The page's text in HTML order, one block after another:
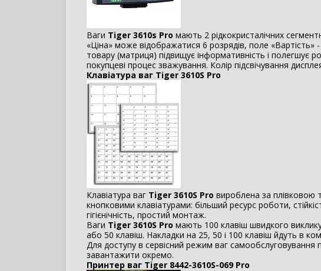
Ваги Tiger 3610s Pro мають 2 рідкокристалічних
«Ціна» може відображатися 6 розрядів, поле
товару (матриця) підвищує інформативність і
покупцеві процес зважування. Колір підсвічування
Клавіатура ваг Tiger 3610S Pro
Клавіатура ваг Tiger 3610S Pro вироблена за плівковою
кнопковими клавіатурами: більший ресурс роботи,
гігієнічність, простий монтаж.
Ваги Tiger 3610S Pro мають 100 клавіш швидкого
або 50 клавіш. Накладки на 25, 50 і 100 клавіш йдуть в
Для доступу в сервісний режим ваг самообслуговування
завантажити окремо.
Принтер ваг Tiger 8442-3610S-069 Pro